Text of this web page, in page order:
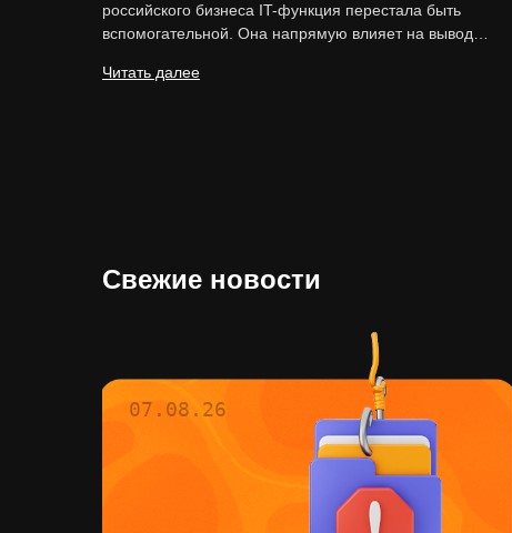
российского бизнеса IT-функция перестала быть
вспомогательной. Она напрямую влияет на вывод…
Читать далее
Свежие новости
07.08.26